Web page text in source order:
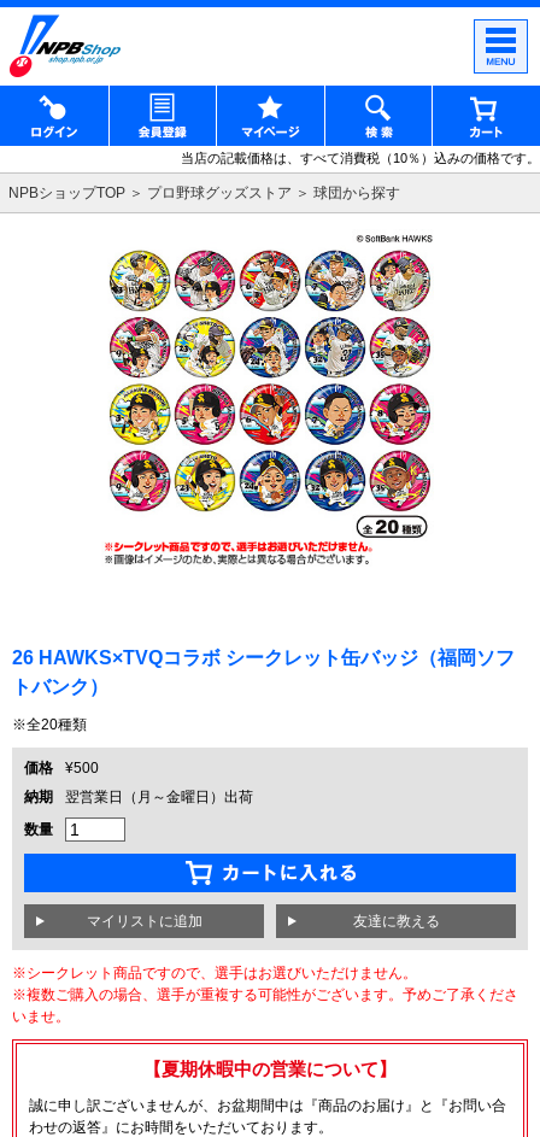
当店の記載価格は、すべて消費税（10％）込みの価格です。
NPBショップTOP プロ野球グッズストア 球団から探す
26 HAWKS×TVQコラボ シークレット缶バッジ（福岡ソフ
トバンク）
※全20種類
価格
¥500
納期
翌営業日（月～金曜日）出荷
数量
友達に教える
※シークレット商品ですので、選手はお選びいただけません。
※複数ご購入の場合、選手が重複する可能性がございます。予めご了承くださ
いませ。
【夏期休暇中の営業について】
誠に申し訳ございませんが、お盆期間中は『商品のお届け』と『お問い合
わせの返答』にお時間をいただいております。